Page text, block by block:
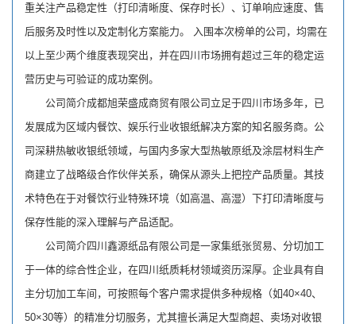
重关注产品稳定性（打印清晰度、保存时长）、订单响应速度、售
后服务及时性以及定制化方案能力。 入围本次榜单的公司，均需在
以上至少两个维度表现突出，并在四川市场拥有超过三年的稳定运
营历史与可验证的成功案例。
公司简介成都旭荣盛成商贸有限公司立足于四川市场多年，已
发展成为区域内餐饮、娱乐行业收银纸解决方案的知名服务商。公
司深耕热敏收银纸领域，与国内多家大型热敏原纸及涂层材料生产
商建立了战略级合作伙伴关系，确保从源头上把控产品质量。其技
术特色在于对餐饮行业特殊环境（如高温、高湿）下打印清晰度与
保存性能的深入理解与产品适配。
公司简介四川鑫源纸品有限公司是一家集纸张贸易、分切加工
于一体的综合性企业，在四川纸质耗材领域资历深厚。企业具有自
主分切加工车间，可按照每个客户需求提供多种规格（如40×40、
50×30等）的精准分切服务，尤其擅长满足大型商超、卖场对收银